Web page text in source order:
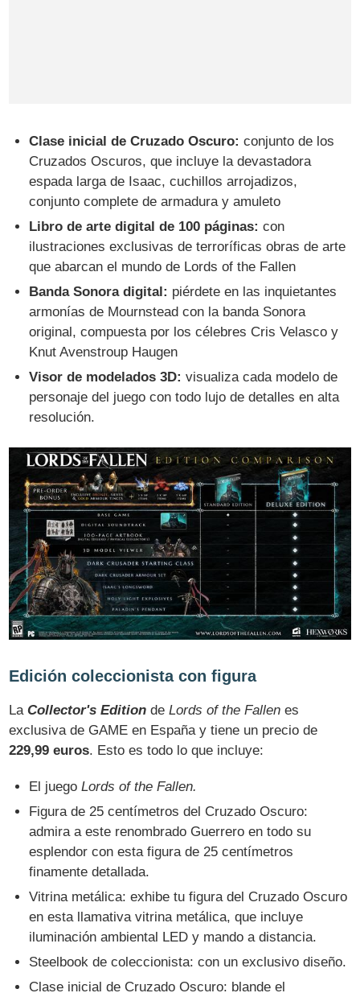
Clase inicial de Cruzado Oscuro: conjunto de los
Cruzados Oscuros, que incluye la devastadora
espada larga de Isaac, cuchillos arrojadizos,
conjunto complete de armadura y amuleto
Libro de arte digital de 100 páginas: con
ilustraciones exclusivas de terroríficas obras de arte
que abarcan el mundo de Lords of the Fallen
Banda Sonora digital: piérdete en las inquietantes
armonías de Mournstead con la banda Sonora
original, compuesta por los célebres Cris Velasco y
Knut Avenstroup Haugen
Visor de modelados 3D: visualiza cada modelo de
personaje del juego con todo lujo de detalles en alta
resolución.
Edición coleccionista con figura
LaCollector's Edition deLords of the Fallen es
exclusiva de GAME en España y tiene un precio de
229,99 euros. Esto es todo lo que incluye:
El juegoLords of the Fallen.
Figura de 25 centímetros del Cruzado Oscuro:
admira a este renombrado Guerrero en todo su
esplendor con esta figura de 25 centímetros
finamente detallada.
Vitrina metálica: exhibe tu figura del Cruzado Oscuro
en esta llamativa vitrina metálica, que incluye
iluminación ambiental LED y mando a distancia.
Steelbook de coleccionista: con un exclusivo diseño.
Clase inicial de Cruzado Oscuro: blande el